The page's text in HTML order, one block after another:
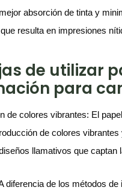
absorción de tinta y
resulta en impresiones
de utilizar
para
de colores vibrantes: El
de colores vibrantes
llamativos que captan
diferencia de los métodos de